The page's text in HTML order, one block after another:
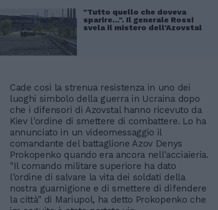
"Tutto quello che doveva
sparire...". Il generale Rossi
svela il mistero dell'Azovstal
Cade così la strenua resistenza in uno dei
luoghi simbolo della guerra in Ucraina dopo
che i difensori di Azovstal hanno ricevuto da
Kiev l'ordine di smettere di combattere. Lo ha
annunciato in un videomessaggio il
comandante del battaglione Azov Denys
Prokopenko quando era ancora nell'acciaieria.
"Il comando militare superiore ha dato
l'ordine di salvare la vita dei soldati della
nostra guarnigione e di smettere di difendere
la città" di Mariupol, ha detto Prokopenko che